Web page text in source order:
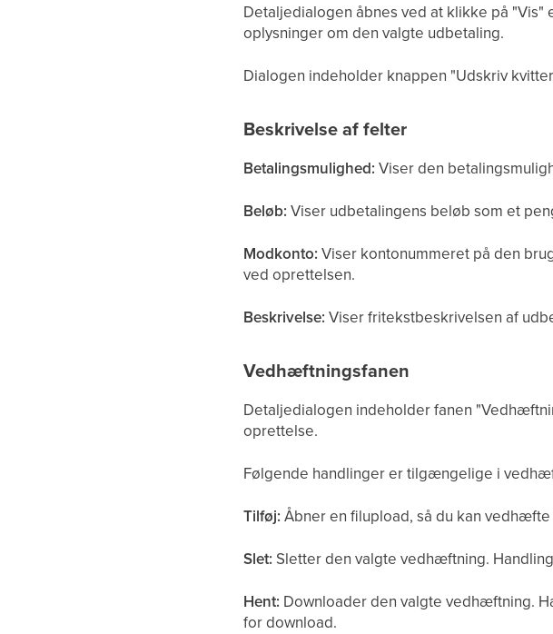
Detaljedialogen åbnes ved at klikke på
oplysninger om den valgte udbetaling.
Dialogen indeholder knappen "Udskriv
Beskrivelse af felter
Betalingsmulighed: Viser den
Beløb: Viser udbetalingens beløb som et
Modkonto: Viser kontonummeret på den
ved oprettelsen.
Beskrivelse: Viser fritekstbeskrivelsen af
Vedhæftningsfanen
Detaljedialogen indeholder fanen
oprettelse.
Følgende handlinger er tilgængelige i
Tilføj: Åbner en filupload, så du kan
Slet: Sletter den valgte vedhæftning.
Hent: Downloader den valgte vedhæftning.
for download.